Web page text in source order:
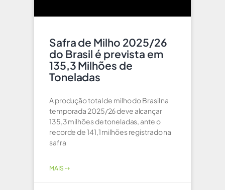
Safra de Milho 2025/26
do Brasil é prevista em
135,3 Milhões de
Toneladas
A produção total de milho do Brasil na
temporada 2025/26 deve alcançar
135,3 milhões de toneladas, ante o
recorde de 141,1 milhões registrado na
safra
MAIS ⇢